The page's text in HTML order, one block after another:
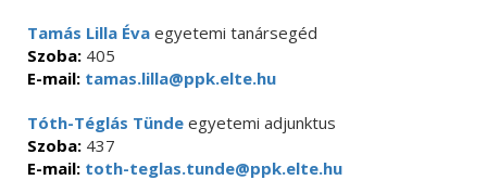
Tamás Lilla Éva egyetemi tanársegéd
Szoba: 405
E-mail: tamas.lilla@ppk.elte.hu
Tóth-Téglás Tünde egyetemi adjunktus
Szoba: 437
E-mail: toth-teglas.tunde@ppk.elte.hu